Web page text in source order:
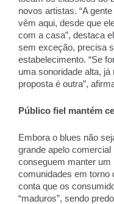
novos artistas. “A
vêm aqui, desde que
com a casa”, destaca
sem exceção, precisa
estabelecimento. “Se
uma sonoridade alta,
proposta é outra”,
Público fiel mantém
Embora o blues não
grande apelo
conseguem manter um
comunidades em torno
conta que os
“maduros”, sendo